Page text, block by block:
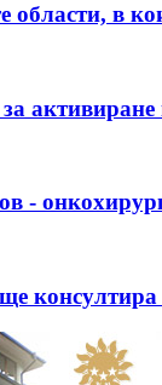
области, в
-